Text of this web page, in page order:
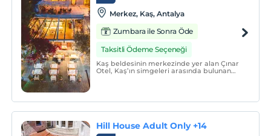
Merkez, Kaş, Antalya
Zumbara ile Sonra Öde
Taksitli Ödeme Seçeneği
Kaş beldesinin merkezinde yer alan Çınar
Otel, Kaş’ın simgeleri arasında bulunan
deneyimi sunmaktadır.
Hill House Adult Only +14